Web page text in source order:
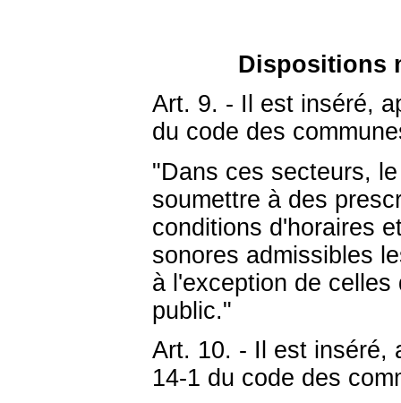
Dispositions
Art. 9. - Il est inséré,
du code des
"Dans ces secteurs,
soumettre à des
conditions d'horaires
sonores admissibles
à l'exception de
public."
Art. 10. - Il est inséré,
14-1 du code des